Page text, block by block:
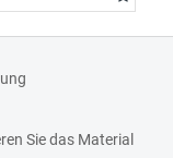
Sie das Material